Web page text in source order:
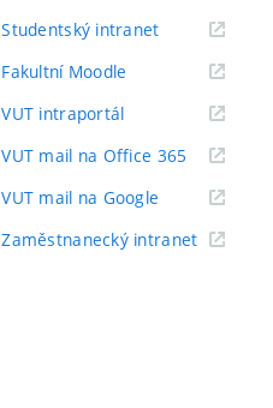
Studentský intranet(externí
Fakultní Moodle
VUT intraportál(externí
VUT mail na Office 365 (externí
odkaz)
VUT mail na Google (externí
Zaměstnanecký intranet(externí